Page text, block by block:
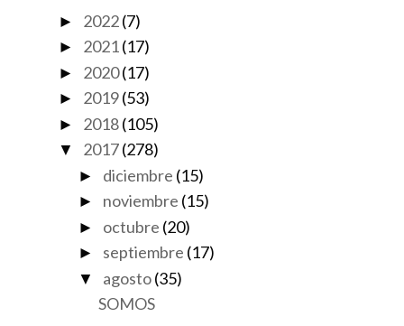
► 2022(7)
► 2021(17)
► 2020(17)
► 2019(53)
► 2018(105)
▼ 2017(278)
► diciembre (15)
► noviembre (15)
► octubre (20)
► septiembre (17)
▼ agosto (35)
SOMOS